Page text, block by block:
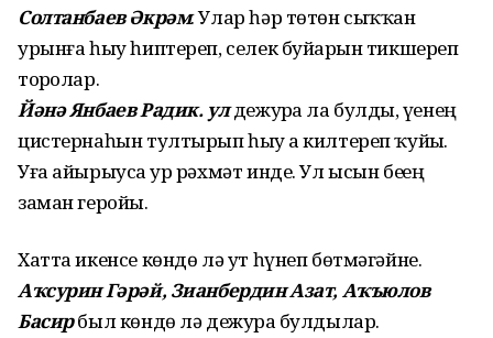
Солтанбаев Әкрәм. Улар һәр төтөн сыҡҡан
урынға һыу һиптереп, селек буйҙарын тикшереп
торҙолар.
Йәнә Янбаев Радик. улдежурҙа ла булды, үҙенең
цистернаһын тултырып һыу ҙа килтереп ҡуйҙы.
Уға айырыуса ҙур рәхмәт инде. Ул ысын беҙҙең
заман геройы.
Хатта икенсе көндө лә ут һүнеп бөтмәгәйне.
Аҡсурин Гәрәй, Зианбердин Азат, Аҡъюлов
Басирбыл көндө лә дежурҙа булдылар.